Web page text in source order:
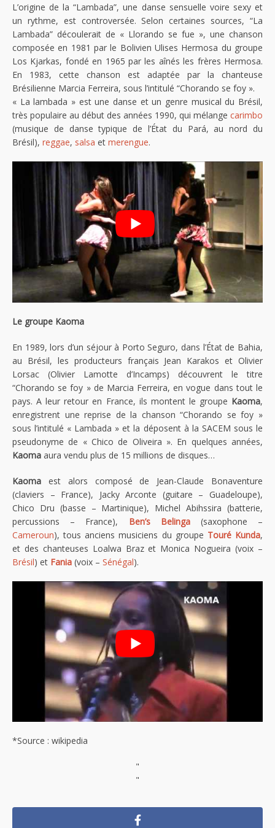
L’origine de la “Lambada”, une danse sensuelle voire sexy et
un rythme, est controversée. Selon certaines sources, “La
Lambada” découlerait de « Llorando se fue », une chanson
composée en 1981 par le Bolivien Ulises Hermosa du groupe
Los Kjarkas, fondé en 1965 par les aînés les frères Hermosa.
En 1983, cette chanson est adaptée par la chanteuse
Brésilienne Marcia Ferreira, sous l’intitulé “Chorando se foy ».
« La lambada » est une danse et un genre musical du Brésil,
très populaire au début des années 1990, qui mélange carimbo
(musique de danse typique de l’État du Pará, au nord du
Brésil), reggae, salsa et merengue.
Le groupe Kaoma
En 1989, lors d’un séjour à Porto Seguro, dans l’État de Bahia,
au Brésil, les producteurs français Jean Karakos et Olivier
Lorsac (Olivier Lamotte d’Incamps) découvrent le titre
“Chorando se foy » de Marcia Ferreira, en vogue dans tout le
pays. A leur retour en France, ils montent le groupe Kaoma,
enregistrent une reprise de la chanson “Chorando se foy »
sous l’intitulé « Lambada » et la déposent à la SACEM sous le
pseudonyme de « Chico de Oliveira ». En quelques années,
Kaoma aura vendu plus de 15 millions de disques…
Kaoma est alors composé de Jean-Claude Bonaventure
(claviers – France), Jacky Arconte (guitare – Guadeloupe),
Chico Dru (basse – Martinique), Michel Abihssira (batterie,
percussions – France), Ben’s Belinga(saxophone –
Cameroun), tous anciens musiciens du groupe Touré Kunda,
et des chanteuses Loalwa Braz et Monica Nogueira (voix –
Brésil) et Fania (voix – Sénégal).
*Source : wikipedia
"
"